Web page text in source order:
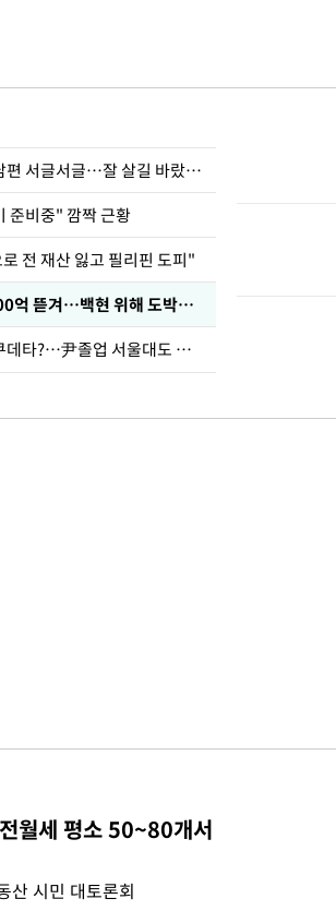
정보석 "황정음 전 남편 서글서글…잘 살길 바랐는데"
준비중" 깜짝 근황
전 재산 잃고 필리핀 도피"
차가원 "MC몽에 400억 뜯겨…백현 위해 도박빚 갚아줘"
유승민 "육사 탓에 쿠데타?…尹졸업 서울대도 없애나"
월세 평소 50~80개서
산 시민 대토론회